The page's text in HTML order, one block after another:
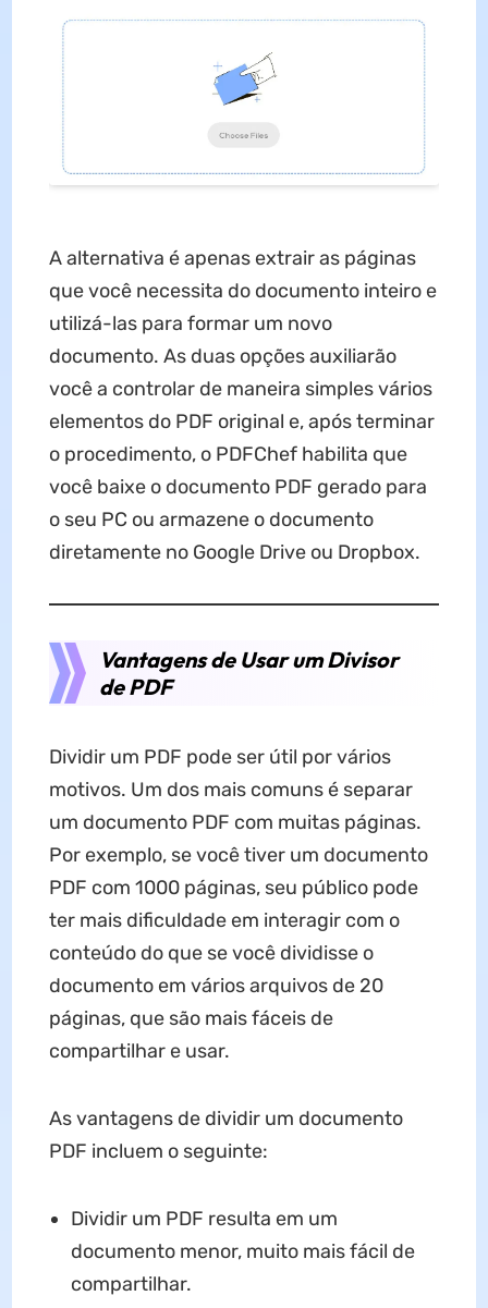
A alternativa é apenas extrair as páginas
que você necessita do documento inteiro e
utilizá-las para formar um novo
documento. As duas opções auxiliarão
você a controlar de maneira simples vários
elementos do PDF original e, após terminar
o procedimento, o PDFChef habilita que
você baixe o documento PDF gerado para
o seu PC ou armazene o documento
diretamente no Google Drive ou Dropbox.
Vantagens de Usar um Divisor
de PDF
Dividir um PDF pode ser útil por vários
motivos. Um dos mais comuns é separar
um documento PDF com muitas páginas.
Por exemplo, se você tiver um documento
PDF com 1000 páginas, seu público pode
ter mais dificuldade em interagir com o
conteúdo do que se você dividisse o
documento em vários arquivos de 20
páginas, que são mais fáceis de
compartilhar e usar.
As vantagens de dividir um documento
PDF incluem o seguinte:
Dividir um PDF resulta em um
documento menor, muito mais fácil de
compartilhar.